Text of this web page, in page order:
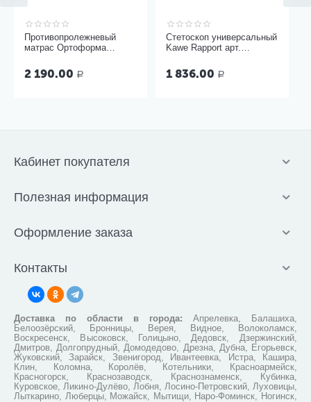
Противопролежневый
матрас Ортоформа
2 190.00 Р
Стетоскоп универсальный
Kawe Rapport арт.
1 836.00 Р
Кабинет покупателя
Полезная информация
Оформление заказа
Контакты
Доставка по области в города: Апрелевка, Балашиха,
Белоозёрский, Бронницы, Верея, Видное, Волоколамск,
Воскресенск, Высоковск, Голицыно, Дедовск, Дзержинский,
Дмитров, Долгопрудный, Домодедово, Дрезна, Дубна, Егорьевск,
Жуковский, Зарайск, Звенигород, Ивантеевка, Истра, Кашира,
Клин, Коломна, Королёв, Котельники, Красноармейск,
Красногорск, Краснозаводск, Краснознаменск, Кубинка,
Куровское, Ликино-Дулёво, Лобня, Лосино-Петровский, Луховицы,
Лыткарино, Люберцы, Можайск, Мытищи, Наро-Фоминск, Ногинск,